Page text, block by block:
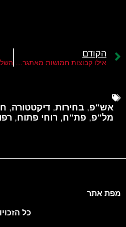
הקודם
אש"פ, בחירות, דיקטטורה,
מל"פ, פת"ח, רוחי פתוח,
מפת אתר
כל